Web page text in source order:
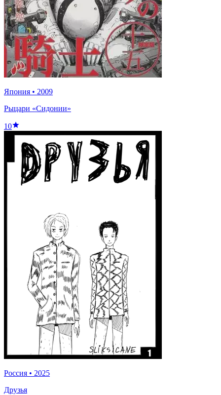
Япония • 2009
Рыцари «Сидонии»
10
Россия • 2025
Друзья